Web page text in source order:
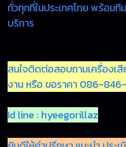
ทั่วทุกที่ในประเทศไทย พร้อม
บริการ
สนใจติดต่อสอบถามเครื่องเ
งาน หรือ ขอราคา 086-
Id line : hyeegorillaz